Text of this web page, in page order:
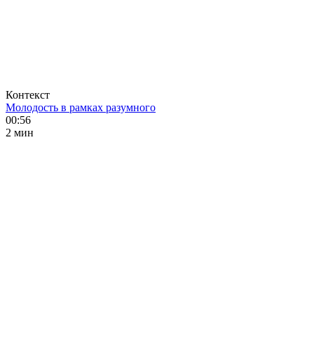
Контекст
Молодость в рамках разумного
00:56
2 мин